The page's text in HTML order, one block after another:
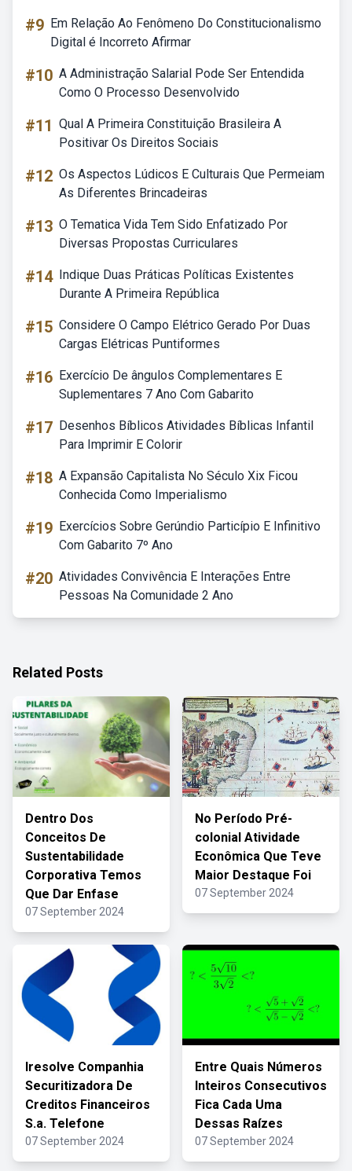
#9 Em Relação Ao Fenômeno Do Constitucionalismo
Digital é Incorreto Afirmar
#10 A Administração Salarial Pode Ser Entendida
Como O Processo Desenvolvido
#11 Qual A Primeira Constituição Brasileira A
Positivar Os Direitos Sociais
#12 Os Aspectos Lúdicos E Culturais Que Permeiam
As Diferentes Brincadeiras
#13 O Tematica Vida Tem Sido Enfatizado Por
Diversas Propostas Curriculares
#14 Indique Duas Práticas Políticas Existentes
Durante A Primeira República
#15 Considere O Campo Elétrico Gerado Por Duas
Cargas Elétricas Puntiformes
#16 Exercício De ângulos Complementares E
Suplementares 7 Ano Com Gabarito
#17 Desenhos Bíblicos Atividades Bíblicas Infantil
Para Imprimir E Colorir
#18 A Expansão Capitalista No Século Xix Ficou
Conhecida Como Imperialismo
#19 Exercícios Sobre Gerúndio Particípio E Infinitivo
Com Gabarito 7º Ano
#20 Atividades Convivência E Interações Entre
Pessoas Na Comunidade 2 Ano
Related Posts
Dentro Dos
Conceitos De
Sustentabilidade
Corporativa Temos
Que Dar Enfase
07 September 2024
No Período Pré-
colonial Atividade
Econômica Que Teve
Maior Destaque Foi
07 September 2024
Iresolve Companhia
Securitizadora De
Creditos Financeiros
S.a. Telefone
07 September 2024
Entre Quais Números
Inteiros Consecutivos
Fica Cada Uma
Dessas Raízes
07 September 2024